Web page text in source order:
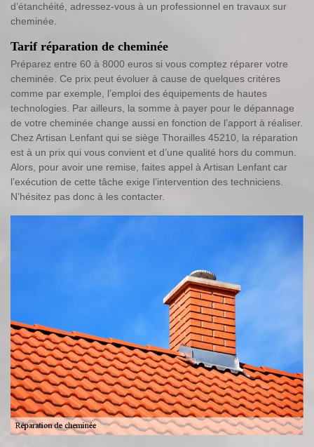
d’étanchéité, adressez-vous à un professionnel en travaux sur
cheminée.
Tarif réparation de cheminée
Préparez entre 60 à 8000 euros si vous comptez réparer votre
cheminée. Ce prix peut évoluer à cause de quelques critères
comme par exemple, l’emploi des équipements de hautes
technologies. Par ailleurs, la somme à payer pour le dépannage
de votre cheminée change aussi en fonction de l’apport à réaliser.
Chez Artisan Lenfant qui se siège Thorailles 45210, la réparation
est à un prix qui vous convient et d’une qualité hors du commun.
Alors, pour avoir une remise, faites appel à Artisan Lenfant car
l’exécution de cette tâche exige l’intervention des techniciens.
N’hésitez pas donc à les contacter.